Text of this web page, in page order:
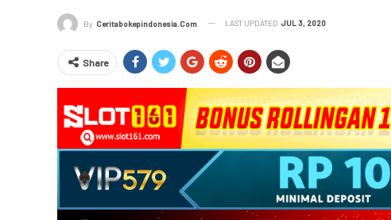
By Ceritabokepindonesia.com LAST UPDATED JUL 3, 2020
Share